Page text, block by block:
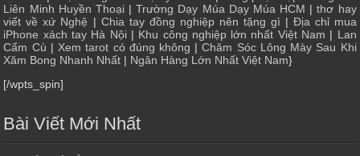
Liên Minh Huyền Thoại|Trường Dạy Múa Dạy Múa HCM |thơ hay
viết về xứ Nghệ | Chia tay đồng nghiệp nên tặng gì | Địa chỉ mua
iPhone xách tay Hà Nội| Khu công nghiệp lớn nhất Việt Nam | Lan
Cẩm Cù |Xem tarot có đúng không |Chăm Sóc Lông Mày Sau Khi
Xăm Bong Nhanh Nhất | Ngân Hàng Lớn Nhất Việt Nam}
[/wpts_spin]
Bài Viết Mới Nhất